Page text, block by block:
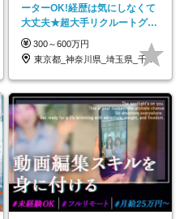
ーターOK!経歴は気にしなくて
大丈夫★超大手リクルートグル
ープの正社員/sg
300～600万円
東京都_神奈川県_埼玉県_千葉県_大阪府…